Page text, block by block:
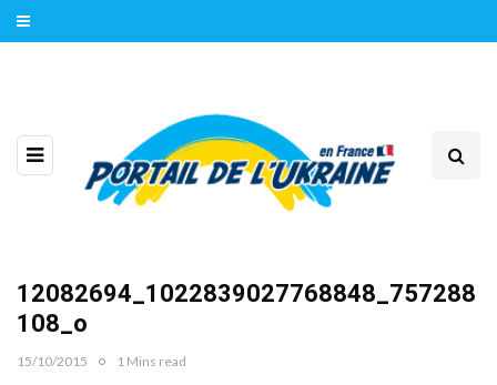
12082694_1022839027768848_757288
108_o
15/10/2015 1 Mins read